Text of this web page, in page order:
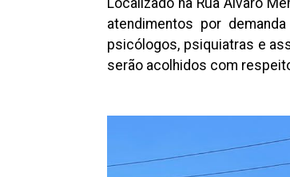
atendimentos por
psicólogos, psiquiatras e
serão acolhidos com